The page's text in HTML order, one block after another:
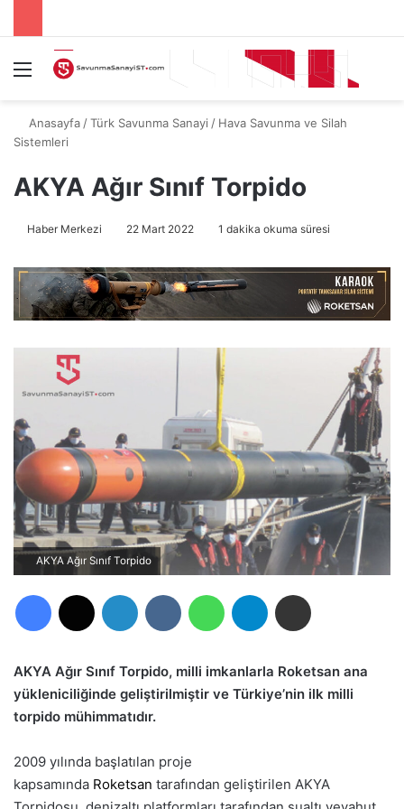
Menü
Anasayfa /Türk Savunma Sanayi / Hava Savunma ve Silah
Sistemleri
AKYA Ağır Sınıf Torpido
Haber Merkezi 22 Mart 2022 1 dakika okuma süresi
AKYA Ağır Sınıf Torpido
AKYA Ağır Sınıf Torpido, milli imkanlarla Roketsan ana
yükleniciliğinde geliştirilmiştir ve Türkiye’nin ilk milli
torpido mühimmatıdır.
2009 yılında başlatılan proje
kapsamında Roketsan tarafından geliştirilen AKYA